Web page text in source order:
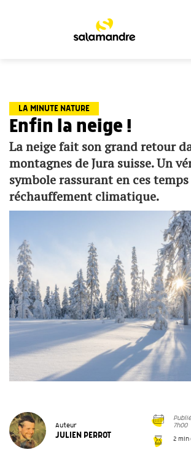
LA MINUTE NATURE
Enfin la neige !
La neige fait son grand retour
montagnes de Jura suisse. Un
symbole rassurant en ces
réchauffement climatique.
Auteur
JULIEN PERROT
7h00
2 min